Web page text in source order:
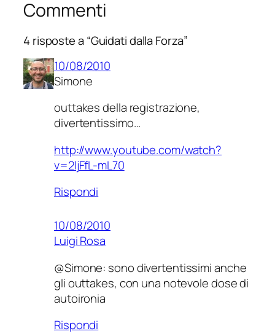
Commenti
4 risposte a “Guidati dalla Forza”
10/08/2010
Simone
outtakes della registrazione,
divertentissimo…
http://www.youtube.com/watch?
v=2ljFfL-mL70
Rispondi
10/08/2010
Luigi Rosa
@Simone: sono divertentissimi anche
gli outtakes, con una notevole dose di
autoironia
Rispondi